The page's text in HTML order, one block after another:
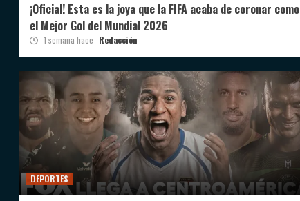
¡Oficial! Esta es la joya que la FIFA acaba de coronar como
el Mejor Gol del Mundial 2026
1 semana hace Redacción
DEPORTES